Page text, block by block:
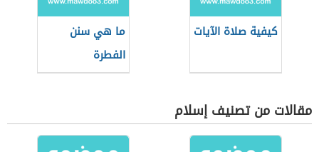
كيفية صلاة الآيات
ما هي سنن
الفطرة
مقالات من تصنيف إسلام